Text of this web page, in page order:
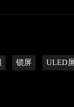
锁屏 ULED